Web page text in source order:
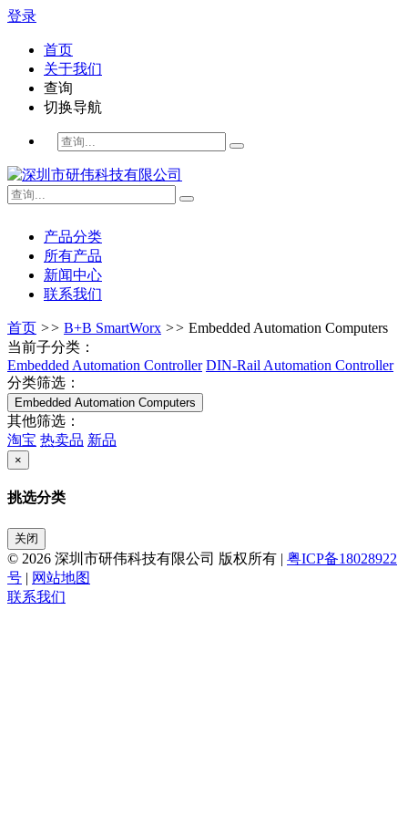
登录
首页
关于我们
查询
切换导航
产品分类
所有产品
新闻中心
联系我们
首页 >> B+B SmartWorx >> Embedded Automation Computers
当前子分类：
Embedded Automation Controller DIN-Rail Automation Controller
分类筛选：
Embedded Automation Computers
其他筛选：
淘宝 热卖品 新品
×
挑选分类
关闭
© 2026 深圳市研伟科技有限公司 版权所有 | 粤ICP备18028922
号 | 网站地图
联系我们